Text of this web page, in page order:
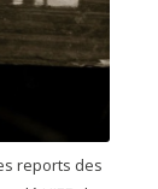
reports des